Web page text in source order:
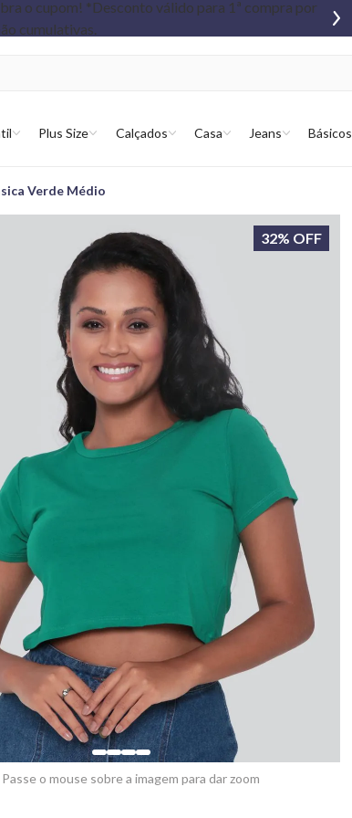
Plus Size Calçados Casa Jeans Básicos
Verde Médio
32% OFF
Passe o mouse sobre a imagem para dar zoom